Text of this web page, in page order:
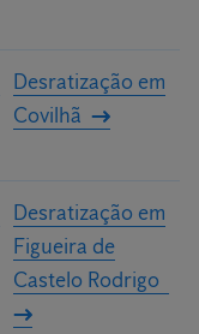
Desratização em
Covilhã
Desratização em
Figueira de
Castelo Rodrigo